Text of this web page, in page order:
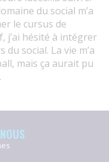
du social m’a
le cursus de
j’ai hésité à intégrer
du social. La vie m’a
mais ça aurait pu